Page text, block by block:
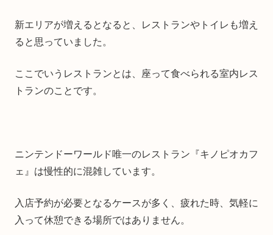
新エリアが増えるとなると、レストランやトイレも増え
ると思っていました。
ここでいうレストランとは、座って食べられる室内レス
トランのことです。
ニンテンドーワールド唯一のレストラン『キノピオカフ
ェ』は慢性的に混雑しています。
入店予約が必要となるケースが多く、疲れた時、気軽に
入って休憩できる場所ではありません。